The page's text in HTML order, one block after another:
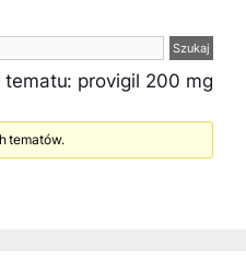
tematu: provigil 200 mg
tematów.